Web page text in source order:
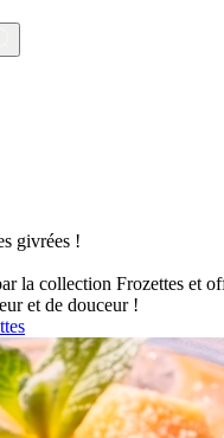
givrées !
la collection Frozettes et
et de douceur !